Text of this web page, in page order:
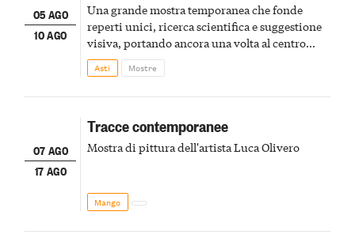
05 AGO
10 AGO
Una grande mostra temporanea che fonde
reperti unici, ricerca scientifica e suggestione
visiva, portando ancora una volta al centro
della scena le meraviglie del passato astigiano
Asti Mostre
07 AGO
17 AGO
Tracce contemporanee
Mostra di pittura dell'artista Luca Olivero
Mango